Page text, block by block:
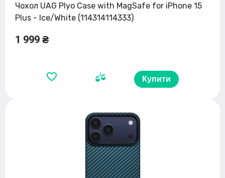
Чохол UAG Plyo Case with MagSafe for iPhone 15
Plus - Ice/White (114314114333)
1 999 ₴
Купити